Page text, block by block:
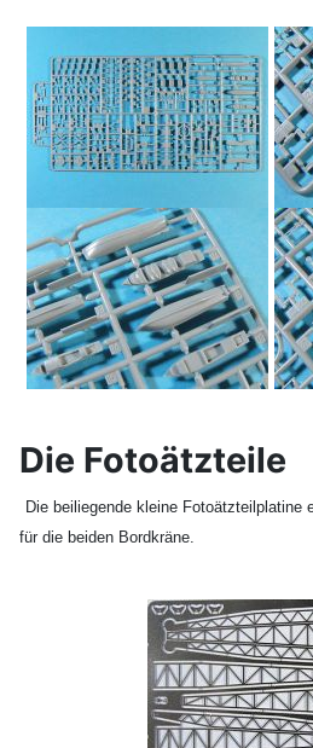
Die Fotoätzteile
Die beiliegende kleine Fotoätzteilplatine
für die beiden Bordkräne.